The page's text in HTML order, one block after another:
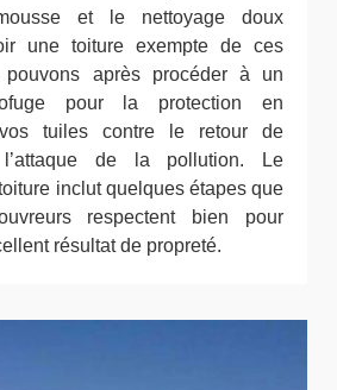
et le nettoyage doux
une toiture exempte de ces
pouvons après procéder à un
pour la protection en
tuiles contre le retour de
de la pollution. Le
inclut quelques étapes que
respectent bien pour
résultat de propreté.